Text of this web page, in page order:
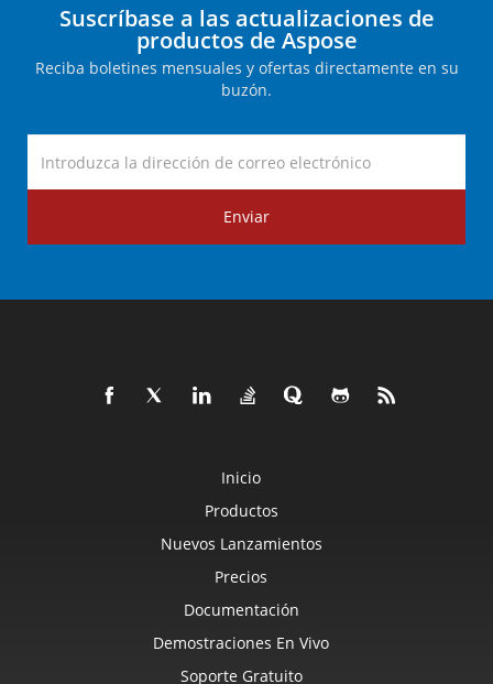
Suscríbase a las actualizaciones de
productos de Aspose
Reciba boletines mensuales y ofertas directamente en su
buzón.
Enviar
Inicio
Productos
Nuevos Lanzamientos
Precios
Documentación
Demostraciones En Vivo
Soporte Gratuito